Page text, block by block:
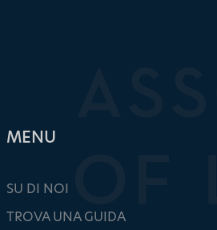
ΜΕΝU
SU DI NOI
TROVA UNA GUIDA